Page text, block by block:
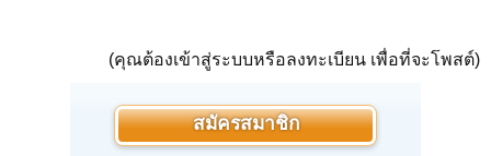
(คุณต้องเข้าสู่ระบบหรือลงทะเบียน เพื่อที่จะโพสต์)
สมัครสมาชิก